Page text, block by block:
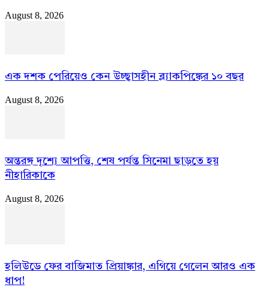
August 8, 2026
এক দশক পেরিয়েও কেন উচ্ছ্বাসহীন ব্ল্যাকপিঙ্কের ১০ বছর
August 8, 2026
অন্তরঙ্গ দৃশ্যে আপত্তি, শেষ পর্যন্ত সিনেমা ছাড়তে হয়
নীহারিকাকে
August 8, 2026
হলিউডে ফের বাজিমাত প্রিয়াঙ্কার, এগিয়ে গেলেন আরও এক
ধাপ!